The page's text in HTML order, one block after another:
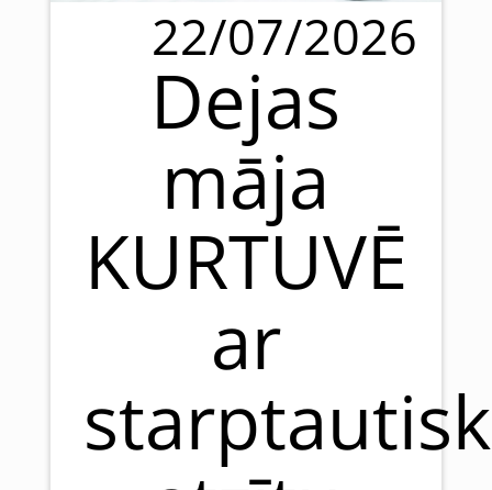
22/07/2026
Dejas
māja
KURTUVĒ
ar